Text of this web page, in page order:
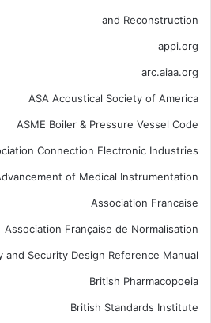
and Reconstruction
appi.org
arc.aiaa.org
ASA Acoustical Society of America
ASME Boiler & Pressure Vessel Code
Connection Electronic Industries
of Medical Instrumentation
Association Francaise
Association Française de Normalisation
and Security Design Reference Manual
British Pharmacopoeia
British Standards Institute